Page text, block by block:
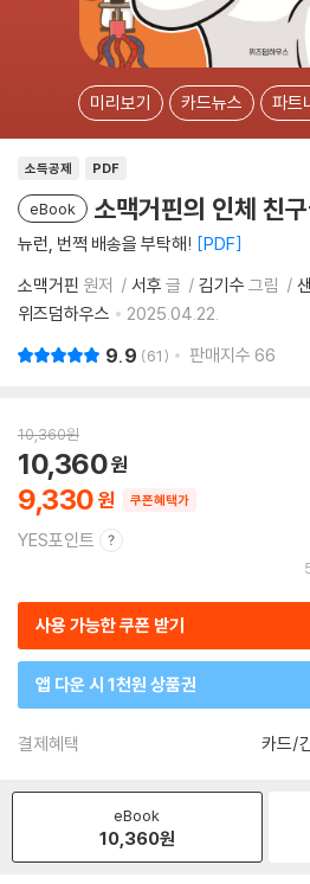
미리보기 카드뉴스 파트
소득공제 PDF
eBook 소맥거핀의 인체 친
뉴런, 번쩍 배송을 부탁해! PDF
소맥거핀 원저 서후 글 김기수 그림
위즈덤하우스
2025.04.22.
9.9 61 판매지수 66
10,360원
9,330
10,360
쿠폰혜택가
YES포인트
사용 가능한 쿠폰 받기
앱 다운 시 1천원 상품권
결제혜택 카드/
eBook
10,360원